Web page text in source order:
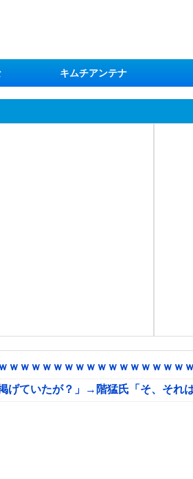
キムチアンテナ
ｗｗｗｗｗｗｗｗｗｗｗｗｗｗｗ
ていたが？」→階猛氏「そ、それ